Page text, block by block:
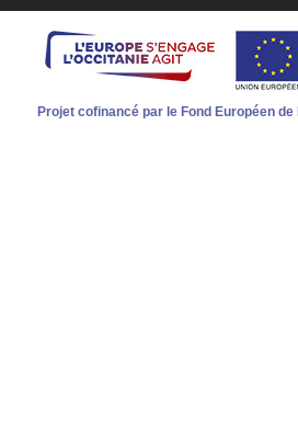
Projet cofinancé par le Fond Européen